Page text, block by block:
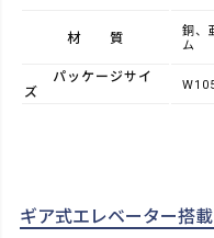
材質
銅、
ム
パッケージサイ
ズ
ギア式エレベーター搭